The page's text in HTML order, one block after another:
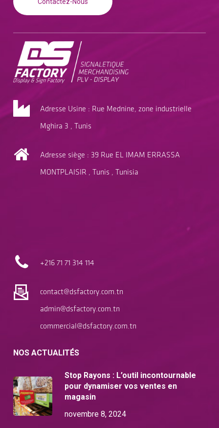
Adresse Usine : Rue Mednine, zone industrielle
Mghira 3 , Tunis
Adresse siège : 39 Rue EL IMAM ERRASSA
MONTPLAISIR , Tunis , Tunisia
+216 7171 314 114
contact@dsfactory.com.tn
admin@dsfactory.com.tn
commercial@dsfactory.com.tn
NOS ACTUALITÉS
Stop Rayons : L’outil incontournable
pour dynamiser vos ventes en
magasin
novembre 8, 2024